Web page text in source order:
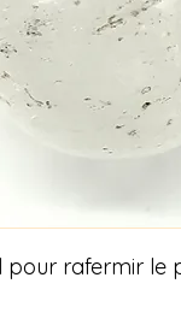
rafermir le